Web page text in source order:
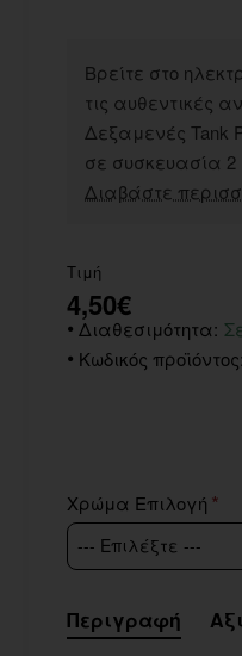
Βρείτε στο
τις αυθεντικές
Δεξαμενές Tank
σε συσκευασία 2
Διαβάστε
Τιμή
4,50€
Διαθεσιμότητα:
Κωδικός προϊόντος:
Χρώμα Επιλογή
Περιγραφή